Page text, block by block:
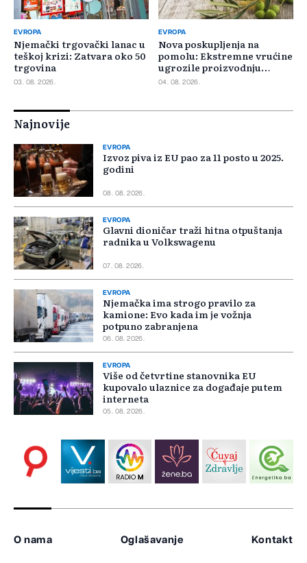
EVROPA
Njemački trgovački lanac u
teškoj krizi: Zatvara oko 50
trgovina
03. 08. 2026.
EVROPA
Nova poskupljenja na
pomolu: Ekstremne vrućine
ugrozile proizvodnju
maslinovog ulja
04. 08. 2026.
Najnovije
EVROPA
Izvoz piva iz EU pao za 11 posto u 2025.
godini
08. 08. 2026.
EVROPA
Glavni dioničar traži hitna otpuštanja
radnika u Volkswagenu
07. 08. 2026.
EVROPA
Njemačka ima strogo pravilo za
kamione: Evo kada im je vožnja
potpuno zabranjena
06. 08. 2026.
EVROPA
Više od četvrtine stanovnika EU
kupovalo ulaznice za događaje putem
interneta
05. 08. 2026.
O nama Oglašavanje Kontakt